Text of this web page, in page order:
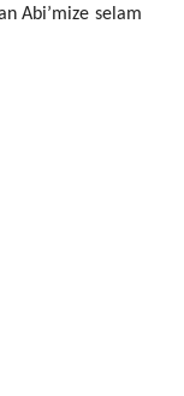
Abi’mize selam